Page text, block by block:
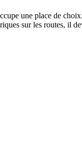
une place de
sur les routes, il